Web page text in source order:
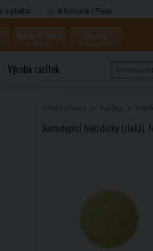
a platba Informace / Rady
Coloris
Výroba razítek
Samolepící hvězdičky